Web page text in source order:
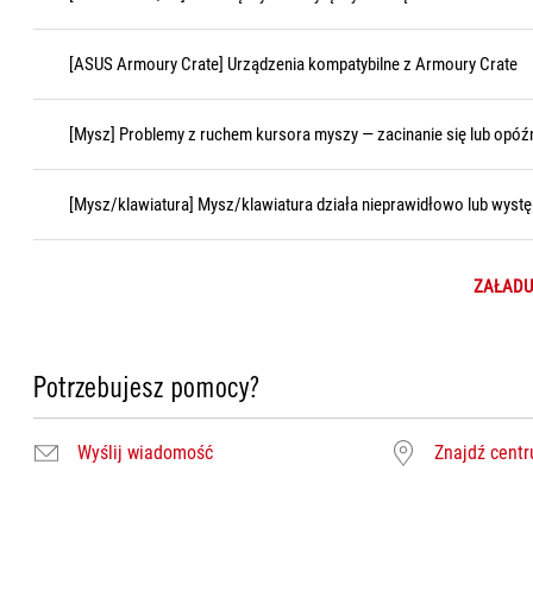
[ASUS Armoury Crate] Urządzenia kompatybilne z Armoury Crate
[Mysz] Problemy z ruchem kursora myszy — zacinanie się lub
[Mysz/klawiatura] Mysz/klawiatura działa nieprawidłowo lub
Potrzebujesz pomocy?
Wyślij wiadomość Znajdź